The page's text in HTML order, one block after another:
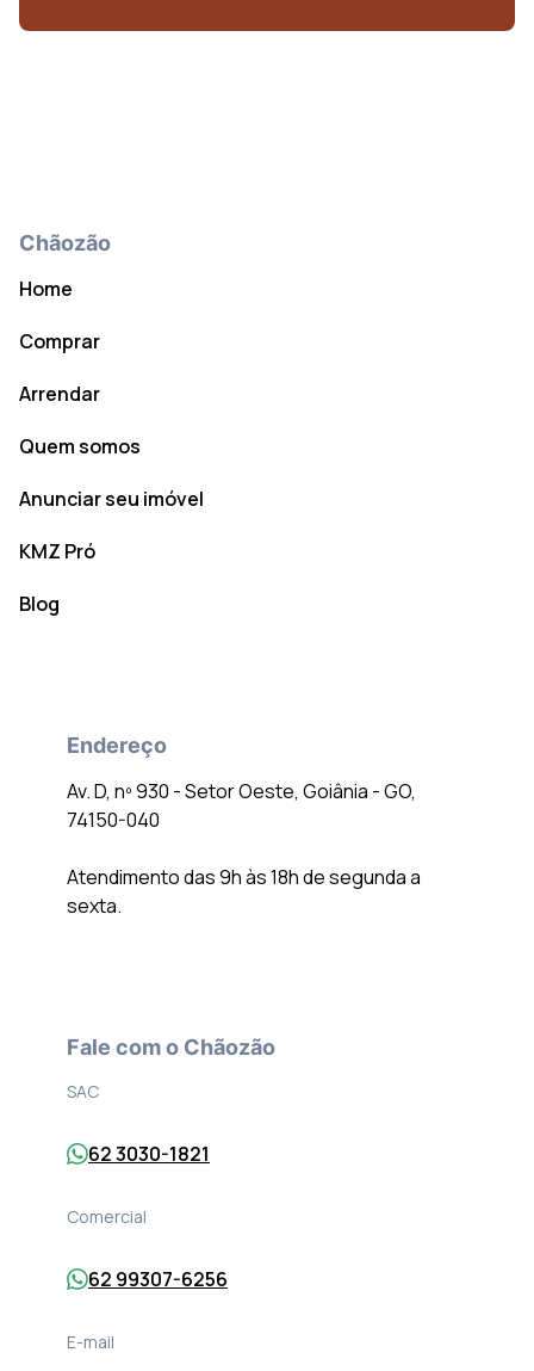
Chãozão
Home
Comprar
Arrendar
Quem somos
Anunciar seu imóvel
KMZ Pró
Blog
Endereço
Av. D, nº 930 - Setor Oeste, Goiânia - GO,
74150-040
Atendimento das 9h às 18h de segunda a
sexta.
Fale com o Chãozão
SAC
62 3030-1821
Comercial
62 99307-6256
E-mail